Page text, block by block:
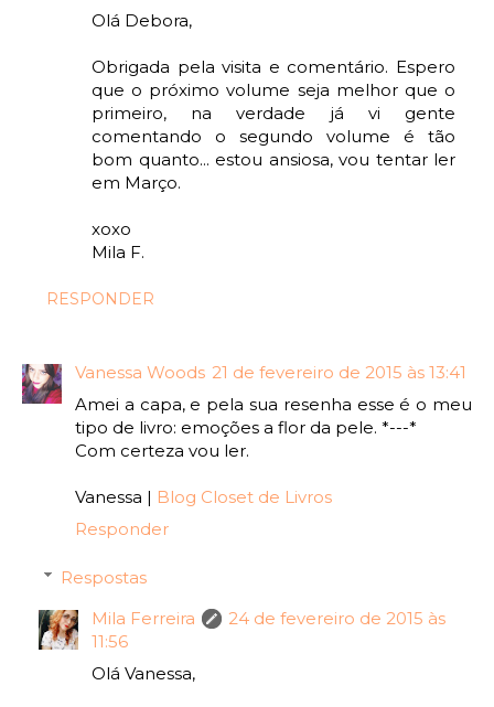
Olá Debora,
Obrigada pela visita e comentário. Espero
que o próximo volume seja melhor que o
primeiro, na verdade já vi gente
comentando o segundo volume é tão
bom quanto... estou ansiosa, vou tentar ler
em Março.
xoxo
Mila F.
RESPONDER
Vanessa Woods 21 de fevereiro de 2015 às 13:41
Amei a capa, e pela sua resenha esse é o meu
tipo de livro: emoções a flor da pele. *---*
Com certeza vou ler.
Vanessa | Blog Closet de Livros
Responder
Respostas
Mila Ferreira
24 de fevereiro de 2015 às
11:56
Olá Vanessa,